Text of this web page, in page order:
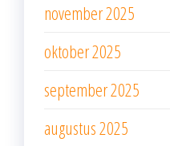
november 2025
oktober 2025
september 2025
augustus 2025